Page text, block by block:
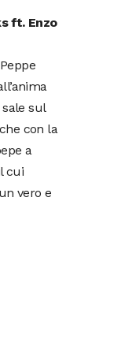
ft. Enzo
sul
con la
a
cui
vero e